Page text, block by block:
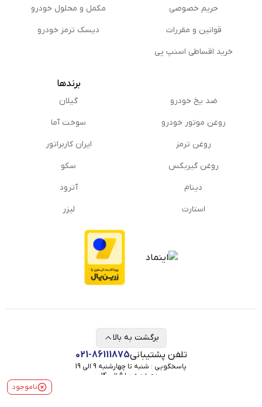
ناموجود
حریم خصوصی
قوانین و مقررات
خرید اقساطی اسنپ پی
مكمل و محلول خودرو
دیسک ترمز خودرو
ضد یخ خودرو
روغن موتور خودرو
روغن ترمز
روغن گیربكس
دینام
استارت
برندها
گیلان
سوخت آما
ایران کاربراتور
سکو
آترود
لیزر
تلفن پشتیبانی021-86111875
پاسخگویی : شنبه تا چهارشنبه 9 الی 19
پنج شنبه ها 9 الی 14
برگشت به بالا